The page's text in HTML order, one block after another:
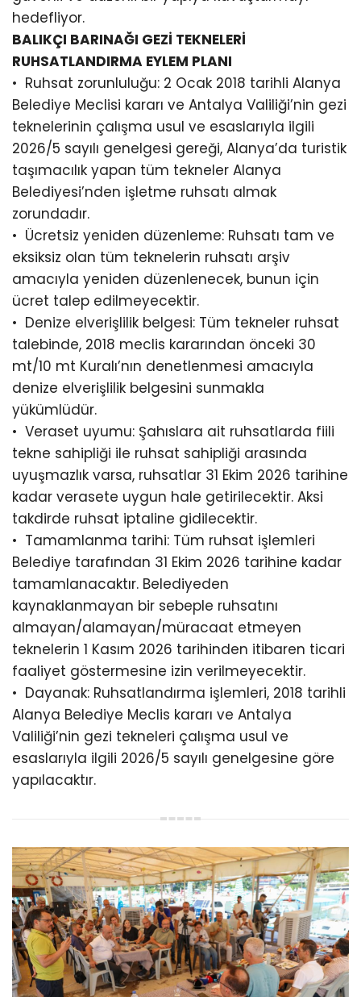
hedefliyor.
BALIKÇI BARINAĞI GEZİ TEKNELERİ
RUHSATLANDIRMA EYLEM PLANI
•⁠ ⁠Ruhsat zorunluluğu: 2 Ocak 2018 tarihli Alanya
Belediye Meclisi kararı ve Antalya Valiliği’nin gezi
teknelerinin çalışma usul ve esaslarıyla ilgili
2026/5 sayılı genelgesi gereği, Alanya’da turistik
taşımacılık yapan tüm tekneler Alanya
Belediyesi’nden işletme ruhsatı almak
zorundadır.
•⁠ ⁠Ücretsiz yeniden düzenleme: Ruhsatı tam ve
eksiksiz olan tüm teknelerin ruhsatı arşiv
amacıyla yeniden düzenlenecek, bunun için
ücret talep edilmeyecektir.
•⁠ ⁠Denize elverişlilik belgesi: Tüm tekneler ruhsat
talebinde, 2018 meclis kararından önceki 30
mt/10 mt Kuralı’nın denetlenmesi amacıyla
denize elverişlilik belgesini sunmakla
yükümlüdür.
•⁠ ⁠Veraset uyumu: Şahıslara ait ruhsatlarda fiili
tekne sahipliği ile ruhsat sahipliği arasında
uyuşmazlık varsa, ruhsatlar 31 Ekim 2026 tarihine
kadar verasete uygun hale getirilecektir. Aksi
takdirde ruhsat iptaline gidilecektir.
•⁠ ⁠Tamamlanma tarihi: Tüm ruhsat işlemleri
Belediye tarafından 31 Ekim 2026 tarihine kadar
tamamlanacaktır. Belediyeden
kaynaklanmayan bir sebeple ruhsatını
almayan/alamayan/müracaat etmeyen
teknelerin 1 Kasım 2026 tarihinden itibaren ticari
faaliyet göstermesine izin verilmeyecektir.
•⁠ ⁠Dayanak: Ruhsatlandırma işlemleri, 2018 tarihli
Alanya Belediye Meclis kararı ve Antalya
Valiliği’nin gezi tekneleri çalışma usul ve
esaslarıyla ilgili 2026/5 sayılı genelgesine göre
yapılacaktır.